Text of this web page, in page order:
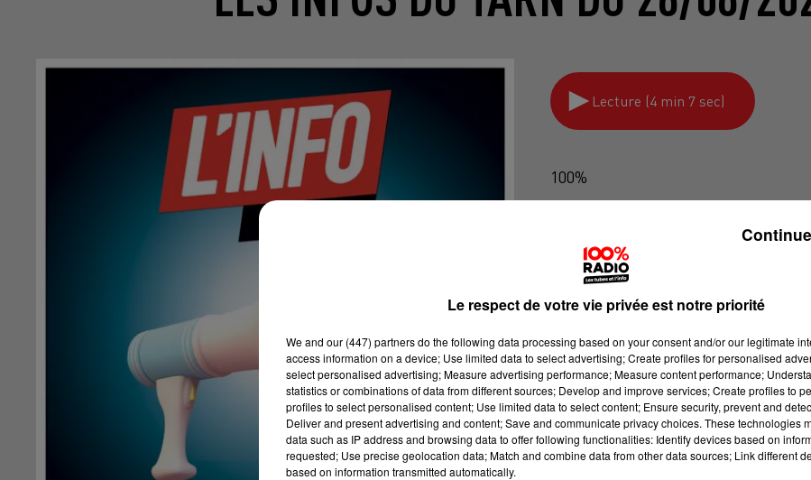
Lecture (4 min 7 sec)
100%
Le respect de votre vie privée est notre priorité
We and our (447) partnersdo the following data processing based on your consent and/or our legitimate
access information on a device; Use limited data to select advertising; Create profiles for personalised
select personalised advertising; Measure advertising performance; Measure content performance;
statistics or combinations of data from different sources; Develop and improve services; Create profiles to
profiles to select personalised content; Use limited data to select content; Ensure security, prevent and
Deliver and present advertising and content; Save and communicate privacy choices. These technologies
data such as IP address and browsing data to offer following functionalities: Identify devices based on
requested; Use precise geolocation data; Match and combine data from other data sources; Link different
based on information transmitted automatically.